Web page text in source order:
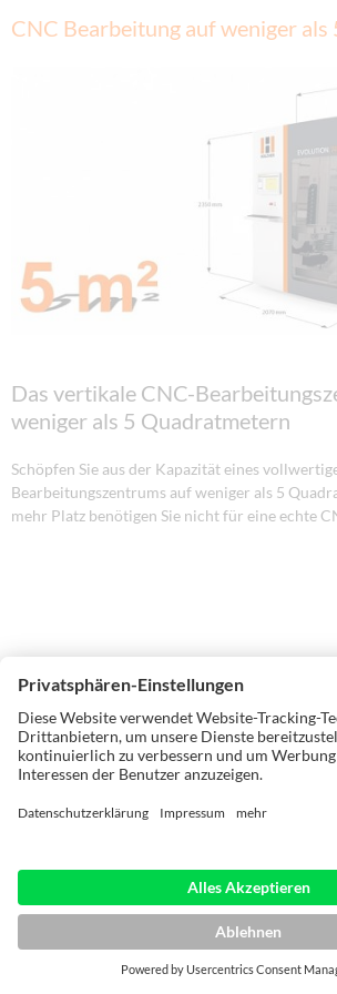
CNC Bearbeitung auf weniger als
Das vertikale CNC-
weniger als 5 Quadratmetern
Schöpfen Sie aus der Kapazität eines
Bearbeitungszentrums auf weniger als 5
mehr Platz benötigen Sie nicht für eine echte